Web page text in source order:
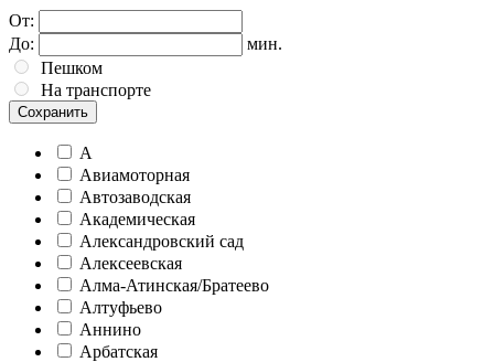
От:
До:
мин.
Пешком
На транспорте
Сохранить
А
Авиамоторная
Автозаводская
Академическая
Александровский сад
Алексеевская
Алма-Атинская/Братеево
Алтуфьево
Аннино
Арбатская